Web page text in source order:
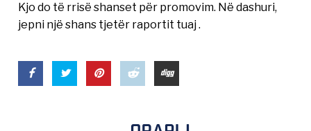
Kjo do të rrisë shanset për promovim. Në dashuri,
jepni një shans tjetër raportit tuaj .